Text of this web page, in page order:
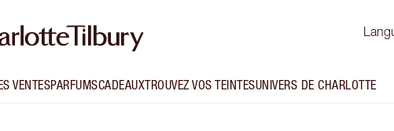
VENTESPARFUMSCADEAUXTROUVEZ VOS TEINTESUNIVERS DE CHARLOTTE